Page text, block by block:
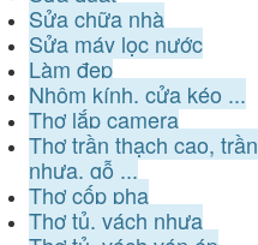
Sửa chữa nhà
Sửa máy lọc nước
Làm đẹp
Nhôm kính, cửa kéo ...
Thợ lắp camera
Thợ trần thạch cao, trần
nhựa, gỗ ...
Thợ cốp pha
Thợ tủ, vách nhựa